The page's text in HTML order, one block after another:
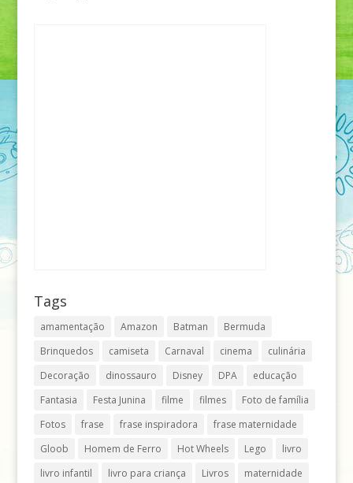
Tags
amamentação Amazon Batman
Bermuda
Brinquedos
camiseta Carnaval cinema
culinária
Decoração
dinossauro Disney DPA
educação
Fantasia
Festa Junina filme filmes
Foto de família
Fotos
frase frase inspiradora
frase maternidade
Gloob
Homem de Ferro Hot Wheels Lego
livro
livro infantil
livro para criança Livros maternidade